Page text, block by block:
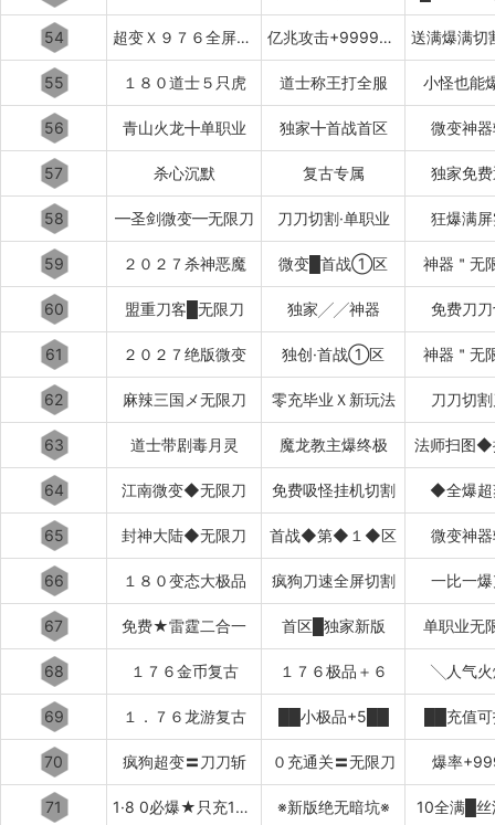
54 超变Ｘ９７６全屏乱炸神技 亿兆攻击+999999%吸血专属
55 １８０道士５只虎 道士称王打全服 小怪也能
56 青山火龙╋单职业 独家╋首战首区 微变神
57 杀心沉默 复古专属 独家免
58 ━圣剑微变━无限刀 刀刀切割·单职业 狂爆满
59 ２０２７杀神恶魔 微变█首战①区 神器＂无
60 盟重刀客█无限刀 独家╱╱神器 免费刀
61 ２０２７绝版微变 独创·首战①区 神器＂无
62 麻辣三国メ无限刀 零充毕业Ｘ新玩法 刀刀切
63 道士带剧毒月灵 魔龙教主爆终极 法师扫图◆
64 江南微变◆无限刀 免费吸怪挂机切割 ◆全爆
65 封神大陆◆无限刀 首战◆第◆１◆区 微变神
66 １８０变态大极品 疯狗刀速全屏切割 一比一
67 免费★雷霆二合一 首区█独家新版 单职业无
68 １７６金币复古 １７６极品＋６ ╲人气
69 １．７６龙游复古 ██小极品+5██ ██充值
70 疯狗超变〓刀刀斩 ０充通关〓无限刀 爆率
71 1·8 0必爆★只充10元 ※新版绝无暗坑※ 10全满█丝